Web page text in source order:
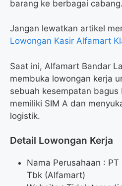
barang ke berbagai cabang.
Jangan lewatkan artikel
Lowongan Kasir Alfamart
Saat ini, Alfamart Bandar
membuka lowongan kerja
sebuah kesempatan bagus
memiliki SIM A dan
logistik.
Detail Lowongan Kerja
Nama Perusahaan : PT
Tbk (Alfamart)